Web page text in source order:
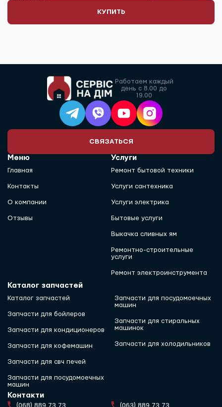
КУПИТЬ
Работаем каждый
день с 8.00 до
19.00
СВЯЗАТЬСЯ
Меню
Главная
Контакты
О компании
Отзывы
Услуги
Ремонт бытовой техники
Услуги сантехника
Услуги электрика
Бытовые услуги
Выкачка сливных ям
Ремонтно-строительные
услуги
Ремонт электроинструмента
Каталог запчастей
Каталог запчастей
Запчасти для бойлеров
Запчасти для кондиционеров
Запчасти для кофемашин
Запчасти для свч печей
Запчасти для посудомоечных
машин
Запчасти для посудомоечных
машин
Запчасти для стиральных
машинок
Запчасти для холодильников
Контакти
(068) 889 73 73 (063) 889 73 73